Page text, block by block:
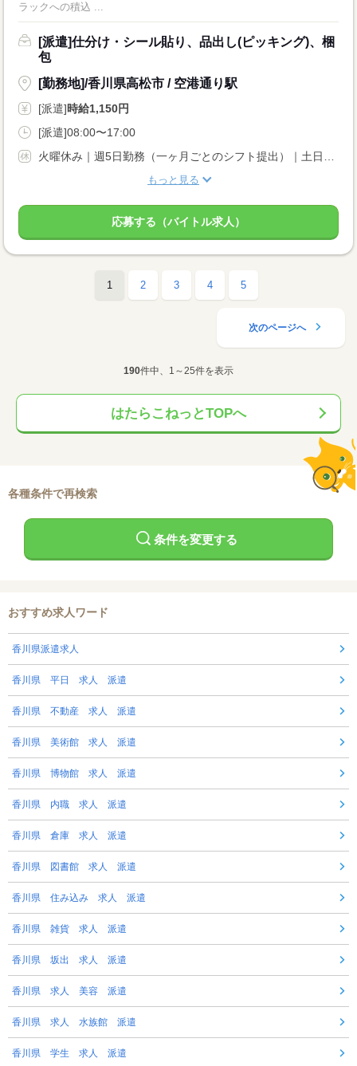
ラックへの積込 ...
[派遣]仕分け・シール貼り、品出し(ピッキング)、梱
包
[勤務地]/香川県高松市 / 空港通り駅
[派遣]時給1,150円
[派遣]08:00〜17:00
もっと見る
応募する（バイトル求人）
1 2 3 4 5
次のページへ
190件中、1～25件を表示
はたらこねっとTOPへ
各種条件で再検索
条件を変更する
おすすめ求人ワード
香川県派遣求人
香川県 平日 求人 派遣
香川県 不動産 求人 派遣
香川県 美術館 求人 派遣
香川県 博物館 求人 派遣
香川県 内職 求人 派遣
香川県 倉庫 求人 派遣
香川県 図書館 求人 派遣
香川県 住み込み 求人 派遣
香川県 雑貨 求人 派遣
香川県 坂出 求人 派遣
香川県 求人 美容 派遣
香川県 求人 水族館 派遣
香川県 学生 求人 派遣